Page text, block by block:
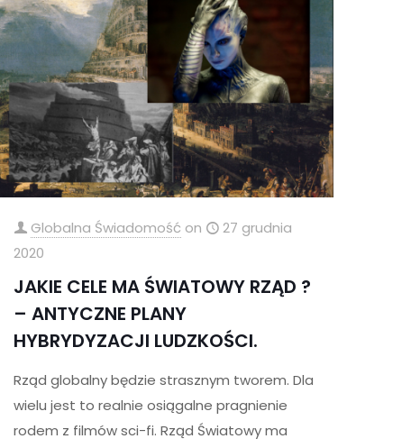
Globalna Świadomość on
27 grudnia
2020
JAKIE CELE MA ŚWIATOWY RZĄD ?
– ANTYCZNE PLANY
HYBRYDYZACJI LUDZKOŚCI.
Rząd globalny będzie strasznym tworem. Dla
wielu jest to realnie osiągalne pragnienie
rodem z filmów sci-fi. Rząd Światowy ma